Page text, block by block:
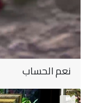
نعم الحساب